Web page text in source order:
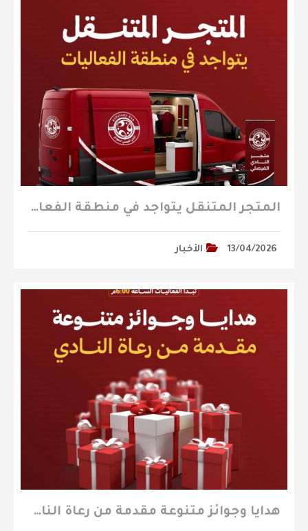
المتجر المتنقل يتواجد في منطقة الفعاليات المصاحبة لمباراة الطائي
13/04/2026 الأخبار
هدايا وجوائز متنوعة مقدمة من رعاة النادي تنتظركم في مباراة الطائي